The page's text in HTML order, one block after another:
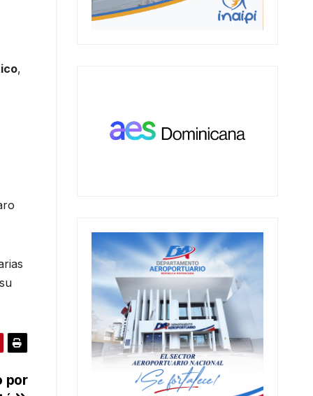
,
por